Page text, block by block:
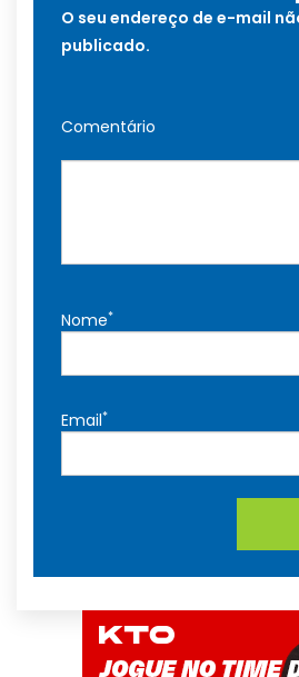
O seu endereço de e-mail
publicado.
Comentário
Nome*
Email*